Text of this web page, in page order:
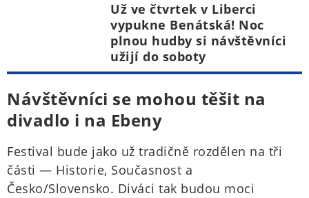
Už ve čtvrtek v Liberci
vypukne Benátská! Noc
plnou hudby si návštěvníci
užijí do soboty
Návštěvníci se mohou těšit na
divadlo i na Ebeny
Festival bude jako už tradičně rozdělen na tři
části — Historie, Současnost a
Česko/Slovensko. Diváci tak budou moci